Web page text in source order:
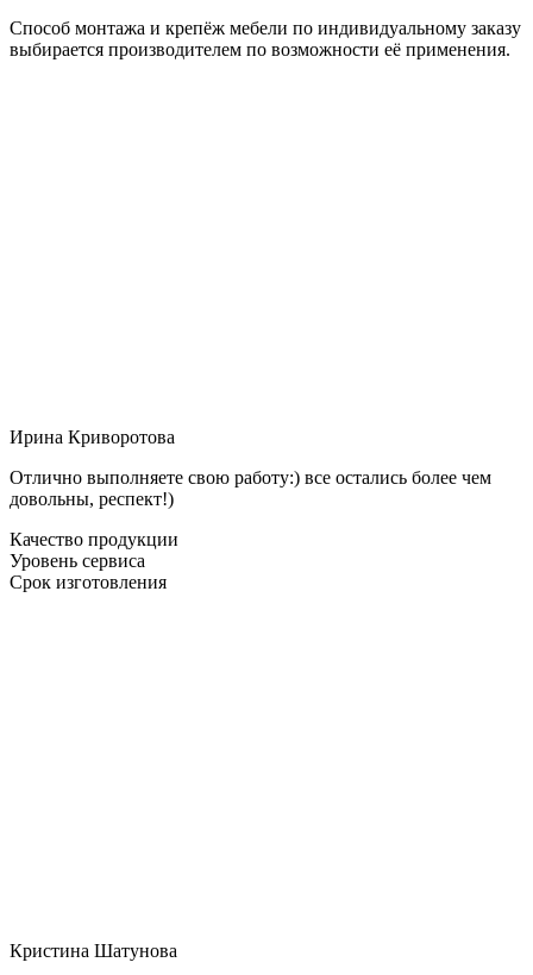
Способ монтажа и крепёж мебели по индивидуальному заказу
выбирается производителем по возможности её применения.
Ирина Криворотова
Отлично выполняете свою работу:) все остались более чем
довольны, респект!)
Качество продукции
Уровень сервиса
Срок изготовления
Кристина Шатунова